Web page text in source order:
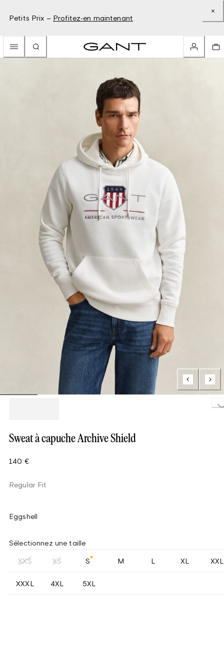
Petits Prix – Profitez-en maintenant
Loading...
Sweat à capuche Archive Shield
140 €
Regular Fit
Eggshell
Sélectionnez une taille
XXS XS S M L XL XXL
XXXL 4XL 5XL